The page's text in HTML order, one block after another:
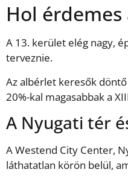
Hol
A 13. kerület elég nagy,
terveznie.
Az albérlet keresők
20%-kal magasabbak a
A Nyugati tér
A Westend City Center,
láthatatlan körön belül,